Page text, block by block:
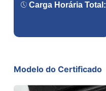
Carga Horária Total:
Modelo do Certificado